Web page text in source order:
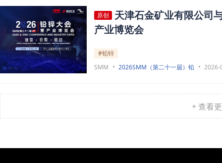
原创
天津石金矿业有限公司
产业博览会
#铅锌
SMM
2026SMM（第二十一届）铅 2026-
+ 查看